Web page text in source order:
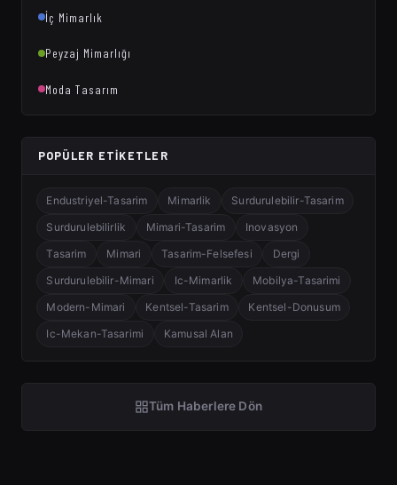
İç Mimarlık
Peyzaj Mimarlığı
Moda Tasarım
POPÜLER ETIKETLER
Endustriyel-Tasarim Mimarlik
Surdurulebilir-Tasarim
Surdurulebilirlik
Mimari-Tasarim
Inovasyon
Tasarim
Mimari Tasarim-Felsefesi
Dergi
Surdurulebilir-Mimari
Ic-Mimarlik
Mobilya-Tasarimi
Modern-Mimari
Kentsel-Tasarim
Kentsel-Donusum
Ic-Mekan-Tasarimi
Kamusal Alan
Tüm Haberlere Dön